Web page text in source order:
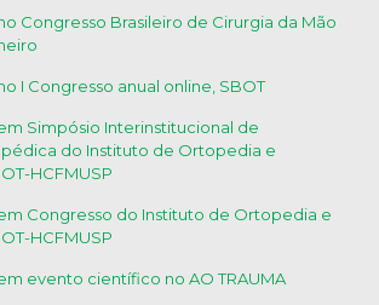
Congresso Brasileiro de Cirurgia da Mão
I Congresso anual online, SBOT
Simpósio Interinstitucional de
do Instituto de Ortopedia e
HCFMUSP
Congresso do Instituto de Ortopedia e
HCFMUSP
evento científico no AO TRAUMA